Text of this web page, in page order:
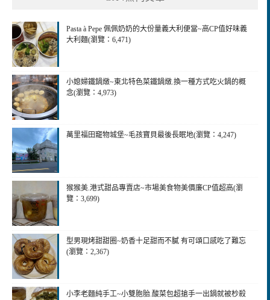
Pasta à Pepe 佩佩奶奶的大份量義大利便當~高CP值好味義
大利麵(瀏覽：6,471)
小媳婦鐵鍋燉~東北特色菜鐵鍋燉.換一種方式吃火鍋的概
念(瀏覽：4,973)
萬里福田竉物城堡~毛孩寶貝最後長眠地(瀏覽：4,247)
猴猴美.港式甜品專賣店~市場美食物美價廉CP值超高(瀏
覽：3,699)
型男現烤甜甜圈~奶香十足甜而不膩 有可頌口感吃了難忘
(瀏覽：2,367)
小李老麵純手工~小雙胞胎.酸菜包超搶手一出鍋就被杪殺